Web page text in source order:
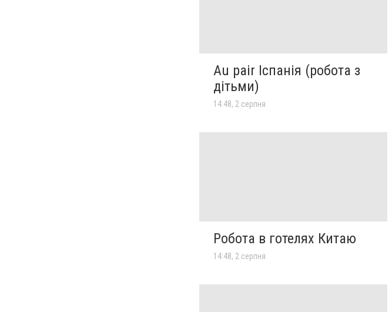
Au pair Іспанія (робота з
дітьми)
14:48, 2 серпня
Робота в готелях Китаю
14:48, 2 серпня